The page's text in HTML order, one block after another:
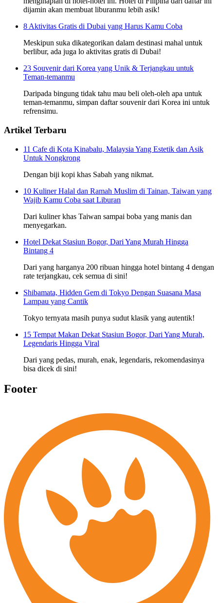
dijamin akan membuat liburanmu lebih asik!
8 Aktivitas Gratis di Dubai yang Harus Kamu Coba
Meskipun suka dikategorikan dalam destinasi mahal untuk
berlibur, ada juga lo aktivitas gratis di Dubai!
23 Souvenir dari Korea yang Unik & Terjangkau untuk
Teman-temanmu
Daripada bingung tidak tahu mau beli oleh-oleh apa untuk
teman-temanmu, simpan daftar souvenir dari Korea ini untuk
refrensimu.
Artikel Terbaru
11 Cafe di Kota Kinabalu, Malaysia Yang Estetik dan Asik
Untuk Nongkrong
Dengan biji kopi khas Sabah yang nikmat.
10 Kuliner Halal dan Ramah Muslim di Tainan, Taiwan yang
Wajib Kamu Coba saat Liburan
Dari kuliner khas Taiwan sampai boba yang manis dan
menyegarkan.
Hotel Dekat Stasiun Bogor, Dari Yang Murah Hingga
Bintang 4
Dari yang harganya 200 ribuan hingga hotel bintang 4 dengan
rate terjangkau, cek semua di sini!
Shibamata, Hidden Gem di Tokyo Dengan Suasana Masa
Lampau yang Cantik
Tokyo ternyata masih punya sudut klasik yang autentik!
15 Tempat Makan Dekat Stasiun Bogor, Dari Yang Murah,
Legendaris Hingga Viral
Dari yang pedas, murah, enak, legendaris, rekomendasinya
bisa dicek di sini!
Footer